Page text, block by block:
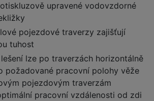
upravené vodovzdorné
pojezdové traverzy zajišťují
tuhost
lze po traverzách horizontálně
požadované pracovní polohy věže
pojezdovým traverzám
pracovní vzdálenosti od zdi